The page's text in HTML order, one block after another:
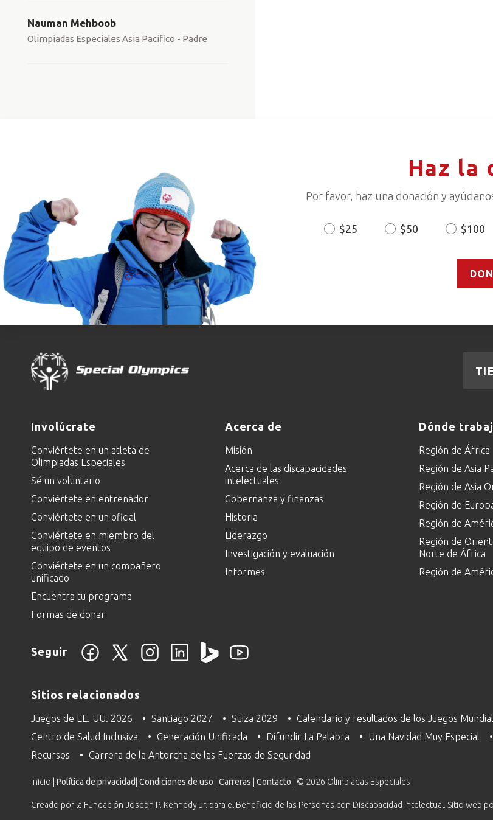
Nauman Mehboob
Olimpiadas Especiales Asia Pacífico - Padre
Haz la
Por favor, haz una donación y
Donation
$25 $50 $100
Involúcrate
Conviértete en un atleta de
Olimpiadas Especiales
Sé un voluntario
Conviértete en entrenador
Conviértete en un oficial
Conviértete en miembro del
equipo de eventos
Conviértete en un compañero
unificado
Encuentra tu programa
Formas de donar
Acerca de
Misión
Acerca de las discapacidades
intelectuales
Gobernanza y finanzas
Historia
Liderazgo
Investigación y evaluación
Informes
Dónde
Región de África
Región de Asia
Región de Asia
Región de
Región de
Región de
Norte de África
Región de
Seguir
Sitios relacionados
Juegos de EE. UU. 2026 Santiago 2027 Suiza 2029
Calendario y resultados de los Juegos
Centro de Salud Inclusiva
Generación Unificada Difundir La Palabra
Una Navidad Muy Especial
Recursos
Carrera de la Antorcha de las Fuerzas de Seguridad
Inicio | Política de privacidad Condiciones de uso Carreras Contacto | © 2026 Olimpiadas Especiales
Creado por la Fundación Joseph P. Kennedy Jr. para el Beneficio de las Personas con Discapacidad Intelectual. Sitio web